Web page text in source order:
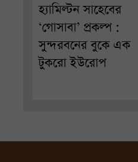
হ্যামিল্টন সাহেবের
‘গোসাবা’ প্রকল্প :
সুন্দরবনের বুকে এক
টুকরো ইউরোপ